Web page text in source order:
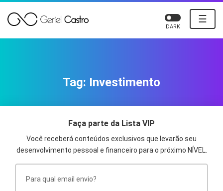
☰
DARK
Tag: Investimento
Faça parte da Lista VIP
Você receberá conteúdos exclusivos que levarão seu
desenvolvimento pessoal e financeiro para o próximo NÍVEL.